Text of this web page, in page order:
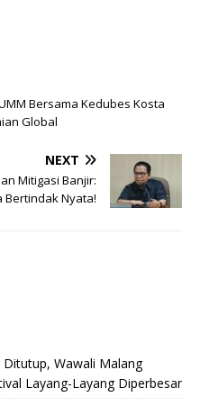
Bersama Kedubes Kosta
Global
NEXT
Mitigasi Banjir:
Bertindak Nyata!
Ditutup, Wawali Malang
Layang-Layang Diperbesar